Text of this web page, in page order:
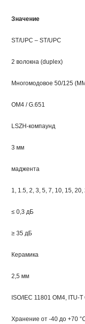
Значение
ST/UPC – ST/UPC
2 волокна (duplex)
Многомодовое 50/125
OМ4 / G.651
LSZH-компаунд
3 мм
маджента
1, 1.5, 2, 3, 5, 7, 10, 15, 20,
≤ 0,3 дБ
≥ 35 дБ
Керамика
2,5 мм
ISO/IEC 11801 OM4, ITU-T
Хранение от -40 до +70